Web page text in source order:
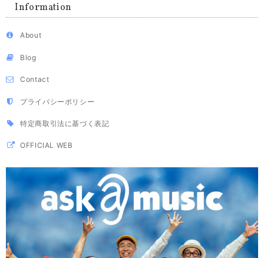
Information
About
Blog
Contact
プライバシーポリシー
特定商取引法に基づく表記
OFFICIAL WEB